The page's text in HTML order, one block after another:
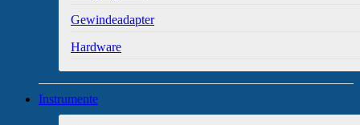
Gewindeadapter
Hardware
Instrumente